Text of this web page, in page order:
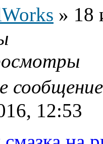
» 18
12:53